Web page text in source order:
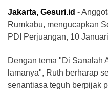
Jakarta, Gesuri.id -
Rumkabu, mengucapkan
PDI Perjuangan, 10
Dengan tema "Di Sanalah
lamanya", Ruth berharap
senantiasa teguh berpijak